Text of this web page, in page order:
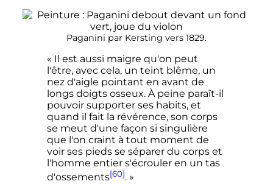
Paganini par Kersting vers 1829.
« Il est aussi maigre qu'on peut
l'être, avec cela, un teint blême, un
nez d'aigle pointant en avant de
longs doigts osseux. À peine paraît-il
pouvoir supporter ses habits, et
quand il fait la révérence, son corps
se meut d'une façon si singulière
que l'on craint à tout moment de
voir ses pieds se séparer du corps et
l'homme entier s'écrouler en un tas
d'ossements[60]. »